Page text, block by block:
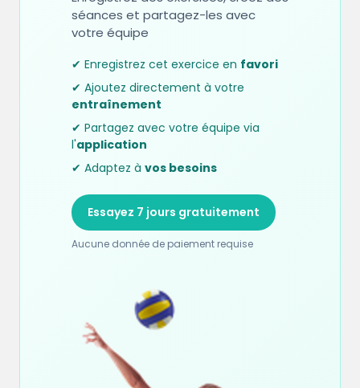
séances et partagez-les avec
votre équipe
✔ Enregistrez cet exercice en favori
✔ Ajoutez directement à votre
entraînement
✔ Partagez avec votre équipe via
l'application
✔ Adaptez à vos besoins
Essayez 7 jours gratuitement
Aucune donnée de paiement requise